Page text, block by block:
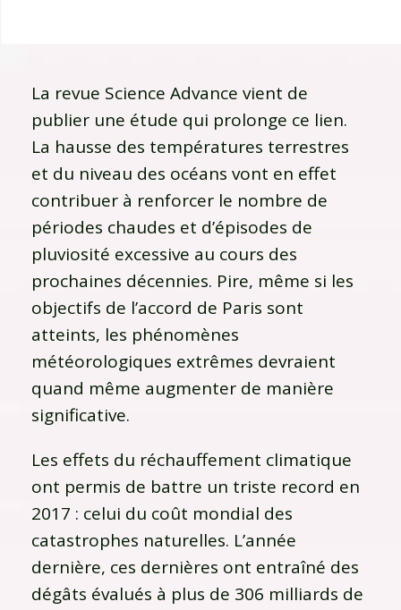
La revue Science Advance vient de
publier une étude qui prolonge ce lien.
La hausse des températures terrestres
et du niveau des océans vont en effet
contribuer à renforcer le nombre de
périodes chaudes et d’épisodes de
pluviosité excessive au cours des
prochaines décennies. Pire, même si les
objectifs de l’accord de Paris sont
atteints, les phénomènes
météorologiques extrêmes devraient
quand même augmenter de manière
significative.
Les effets du réchauffement climatique
ont permis de battre un triste record en
2017 : celui du coût mondial des
catastrophes naturelles. L’année
dernière, ces dernières ont entraîné des
dégâts évalués à plus de 306 milliards de